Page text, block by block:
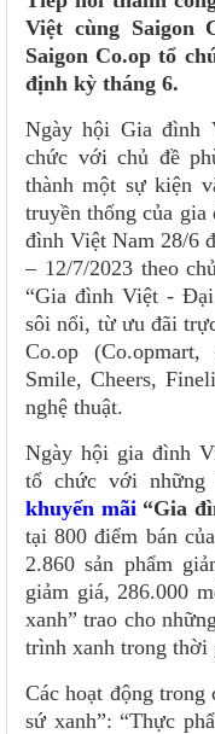
Việt cùng Saigon
Saigon Co.op tổ
định kỳ tháng 6.
Ngày hội Gia đình
chức với chủ đề
thành một sự kiện
truyền thống của
đình Việt Nam 28/6
– 12/7/2023 theo
“Gia đình Việt - Đại
sôi nổi, từ ưu đãi
Co.op
Smile, Cheers,
nghệ thuật.
Ngày hội gia đình
tổ chức với những
khuyến mãi “Gia
tại 800 điểm bán
2.860 sản phẩm
giảm giá, 286.000
xanh” trao cho
trình xanh trong thời
Các hoạt động
sứ xanh”: “Thực